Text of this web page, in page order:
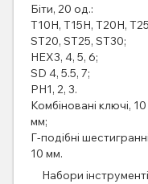
Біти, 20 од.:
T10H, T15H, T20H,
ST20, ST25, ST30;
HEX3, 4, 5, 6;
SD 4, 5.5, 7;
PH1, 2, 3.
Комбіновані ключі,
мм;
Г-подібні
10 мм.
Набори